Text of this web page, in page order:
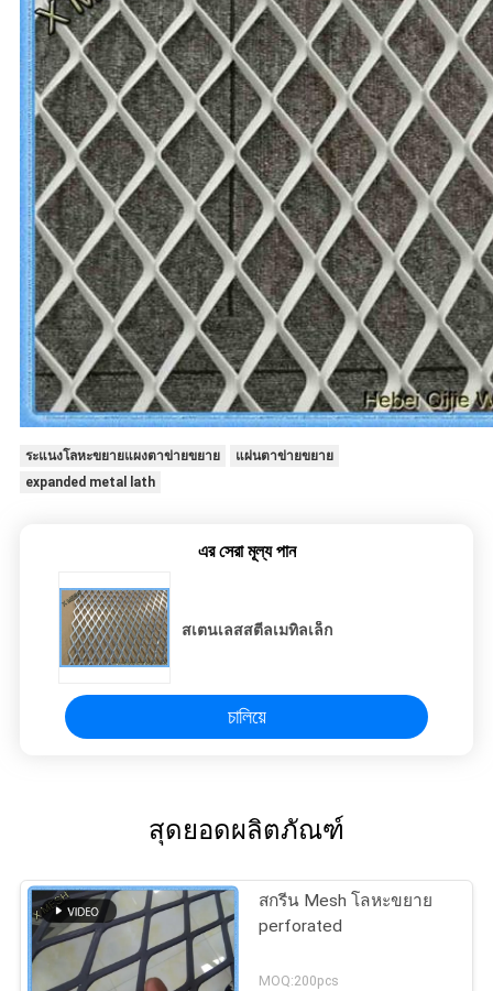
ระแนงโลหะขยายแผงตาข่ายขยาย
แผ่นตาข่ายขยาย
expanded metal lath
এর সেরা মূল্য পান
สเตนเลสสตีลเมทิลเล็ก
চালিয়ে
สุดยอดผลิตภัณฑ์
สกรีน Mesh โลหะขยาย
perforated
MOQ:200pcs